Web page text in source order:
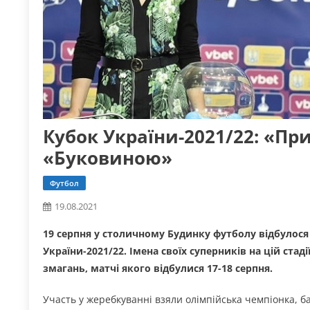
Кубок України-2021/22:
«Буковиною»
Футбол
19.08.2021
19 серпня у столичному Будинку футболу
України-2021/22. Імена своїх суперників на цій
змагань, матчі якого відбулися 17-18 серпня.
Участь у жеребкуванні взяли олімпійська чемпіонка,